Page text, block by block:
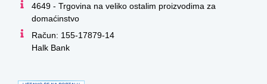
4649 - Trgovina na veliko ostalim proizvodima za
domaćinstvo
Račun: 155-17879-14
Halk Bank